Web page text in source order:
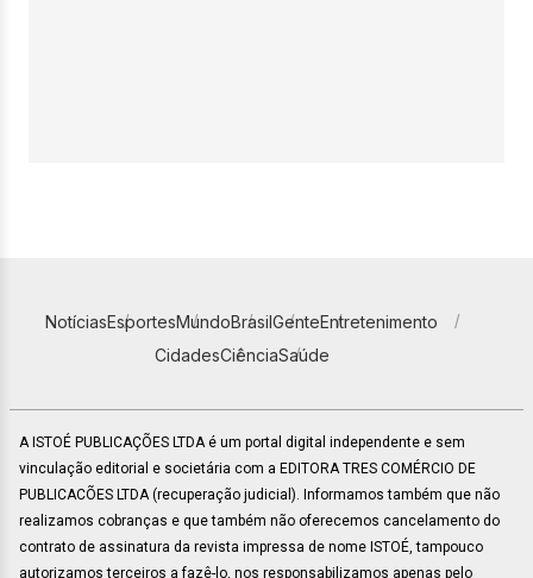
NotíciasEsportesMundoBrasilGenteEntretenimento
CidadesCiênciaSaúde
A ISTOÉ PUBLICAÇÕES LTDA é um portal digital independente e sem
vinculação editorial e societária com a EDITORA TRES COMÉRCIO DE
PUBLICACÕES LTDA (recuperação judicial). Informamos também que não
realizamos cobranças e que também não oferecemos cancelamento do
contrato de assinatura da revista impressa de nome ISTOÉ, tampouco
autorizamos terceiros a fazê-lo, nos responsabilizamos apenas pelo